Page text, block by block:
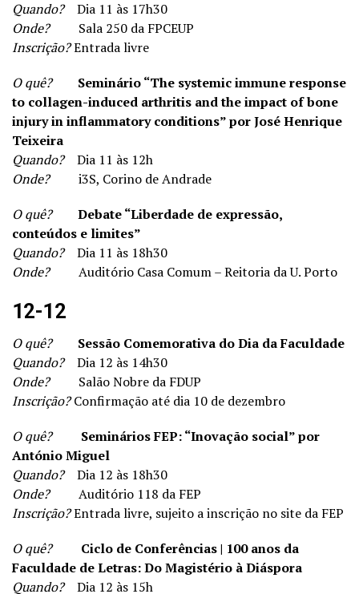
Quando?Dia 11 às 17h30
Onde?Sala 250 da FPCEUP
Inscrição?Entrada livre
O quê?
Seminário “The systemic immune response
to collagen-induced arthritis and the impact of bone
injury in inflammatory conditions” por José Henrique
Teixeira
Quando?Dia 11 às 12h
Onde?i3S, Corino de Andrade
O quê?
Debate “Liberdade de expressão,
conteúdos e limites”
Quando?Dia 11 às 18h30
Onde?Auditório Casa Comum – Reitoria da U. Porto
12-12
O quê?
Sessão Comemorativa do Dia da Faculdade
Quando?Dia 12 às 14h30
Onde?Salão Nobre da FDUP
Inscrição?Confirmação até dia 10 de dezembro
O quê?
Seminários FEP: “Inovação social” por
António Miguel
Quando?Dia 12 às 18h30
Onde?Auditório 118 da FEP
Inscrição?Entrada livre, sujeito a inscrição no site da FEP
O quê?
Ciclo de Conferências | 100 anos da
Faculdade de Letras: Do Magistério à Diáspora
Quando?Dia 12 às 15h